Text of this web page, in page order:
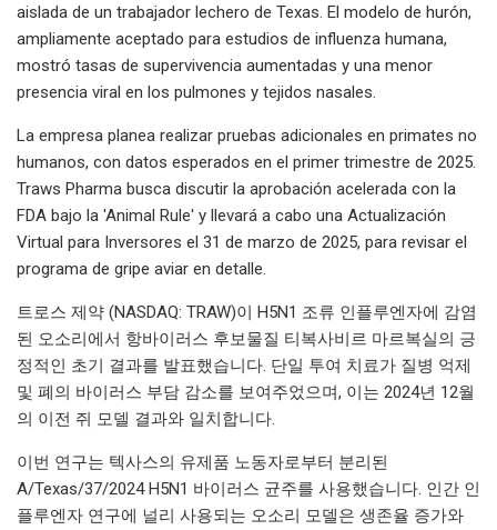
aislada de un trabajador lechero de Texas. El modelo de hurón,
ampliamente aceptado para estudios de influenza humana,
mostró tasas de supervivencia aumentadas y una menor
presencia viral en los pulmones y tejidos nasales.
La empresa planea realizar pruebas adicionales en primates no
humanos, con datos esperados en el primer trimestre de 2025.
Traws Pharma busca discutir la aprobación acelerada con la
FDA bajo la 'Animal Rule' y llevará a cabo una Actualización
Virtual para Inversores el 31 de marzo de 2025, para revisar el
programa de gripe aviar en detalle.
트로스 제약 (NASDAQ: TRAW)이 H5N1 조류 인플루엔자에 감염
된 오소리에서 항바이러스 후보물질 티복사비르 마르복실의 긍
정적인 초기 결과를 발표했습니다. 단일 투여 치료가 질병 억제
및 폐의 바이러스 부담 감소를 보여주었으며, 이는 2024년 12월
의 이전 쥐 모델 결과와 일치합니다.
이번 연구는 텍사스의 유제품 노동자로부터 분리된
A/Texas/37/2024 H5N1 바이러스 균주를 사용했습니다. 인간 인
플루엔자 연구에 널리 사용되는 오소리 모델은 생존율 증가와